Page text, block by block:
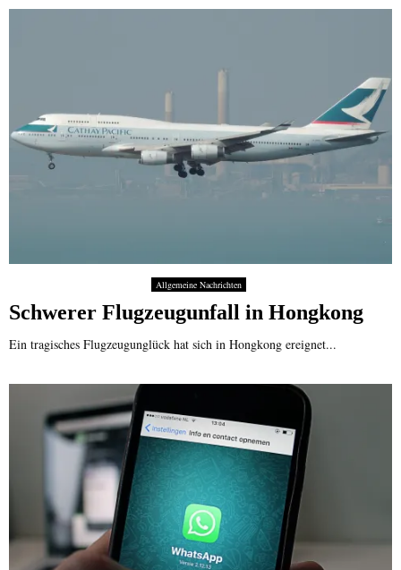
Allgemeine Nachrichten
Schwerer Flugzeugunfall in Hongkong
Ein tragisches Flugzeugunglück hat sich in Hongkong ereignet...